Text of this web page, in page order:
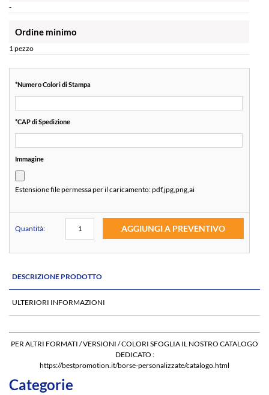
-
Ordine minimo
1 pezzo
*Numero Colori di Stampa
*CAP di Spedizione
Immagine
Estensione file permessa per il caricamento:pdf,jpg,png,ai
Quantità: AGGIUNGI A PREVENTIVO
DESCRIZIONE PRODOTTO
ULTERIORI INFORMAZIONI
PER ALTRI FORMATI / VERSIONI / COLORI SFOGLIA IL NOSTRO CATALOGO
DEDICATO :
https://bestpromotion.it/borse-personalizzate/catalogo.html
Categorie